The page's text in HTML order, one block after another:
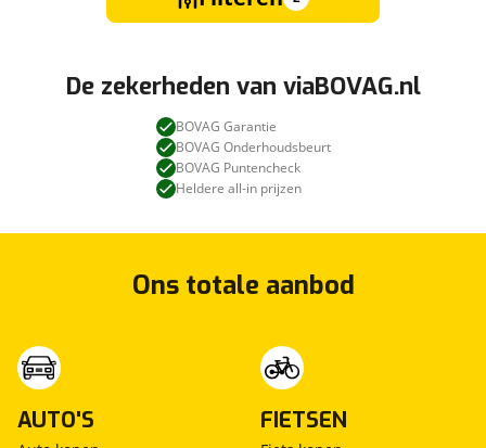
De zekerheden van viaBOVAG.nl
BOVAG Garantie
BOVAG Onderhoudsbeurt
BOVAG Puntencheck
Heldere all-in prijzen
Ons totale aanbod
AUTO'S FIETSEN